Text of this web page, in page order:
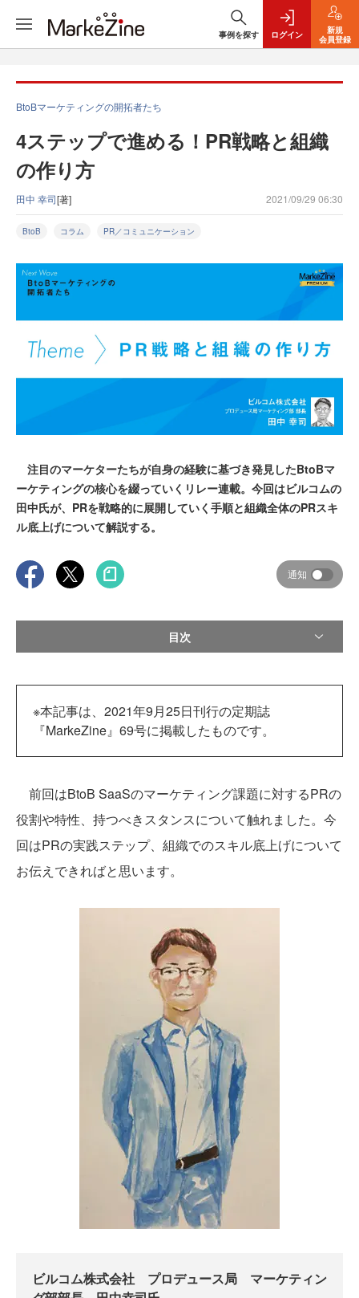
事例を探す ログイン
新規
会員登録
BtoBマーケティングの開拓者たち
4ステップで進める！PR戦略と組織
の作り方
田中 幸司[著] 2021/09/29 06:30
BtoB コラム PR／コミュニケーション
注目のマーケターたちが自身の経験に基づき発見したBtoBマ
ーケティングの核心を綴っていくリレー連載。今回はビルコムの
田中氏が、PRを戦略的に展開していく手順と組織全体のPRスキ
ル底上げについて解説する。
通知
目次
※本記事は、2021年9月25日刊行の定期誌
『MarkeZine』69号に掲載したものです。
前回はBtoB SaaSのマーケティング課題に対するPRの
役割や特性、持つべきスタンスについて触れました。今
回はPRの実践ステップ、組織でのスキル底上げについて
お伝えできればと思います。
ビルコム株式会社 プロデュース局 マーケティン